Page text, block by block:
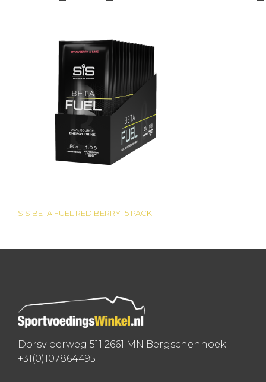
Bericht
navigatie
SIS BETA FUEL RED BERRY 15 PACK
Dorsvloerweg 511 2661 MN Bergschenhoek
+31(0)107864495